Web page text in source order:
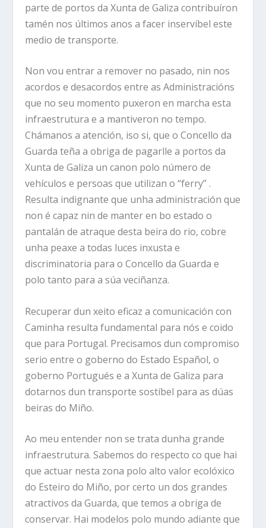
parte de portos da Xunta de Galiza contribuíron
tamén nos últimos anos a facer inservíbel este
medio de transporte.
Non vou entrar a remover no pasado, nin nos
acordos e desacordos entre as Administracións
que no seu momento puxeron en marcha esta
infraestrutura e a mantiveron no tempo.
Chámanos a atención, iso si, que o Concello da
Guarda teña a obriga de pagarlle a portos da
Xunta de Galiza un canon polo número de
vehículos e persoas que utilizan o “ferry” .
Resulta indignante que unha administración que
non é capaz nin de manter en bo estado o
pantalán de atraque desta beira do rio, cobre
unha peaxe a todas luces inxusta e
discriminatoria para o Concello da Guarda e
polo tanto para a súa veciñanza.
Recuperar dun xeito eficaz a comunicación con
Caminha resulta fundamental para nós e coido
que para Portugal. Precisamos dun compromiso
serio entre o goberno do Estado Español, o
goberno Portugués e a Xunta de Galiza para
dotarnos dun transporte sostíbel para as dúas
beiras do Miño.
Ao meu entender non se trata dunha grande
infraestrutura. Sabemos do respecto co que hai
que actuar nesta zona polo alto valor ecolóxico
do Esteiro do Miño, por certo un dos grandes
atractivos da Guarda, que temos a obriga de
conservar. Hai modelos polo mundo adiante que